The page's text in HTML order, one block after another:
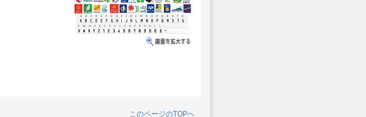
このページのTOPへ